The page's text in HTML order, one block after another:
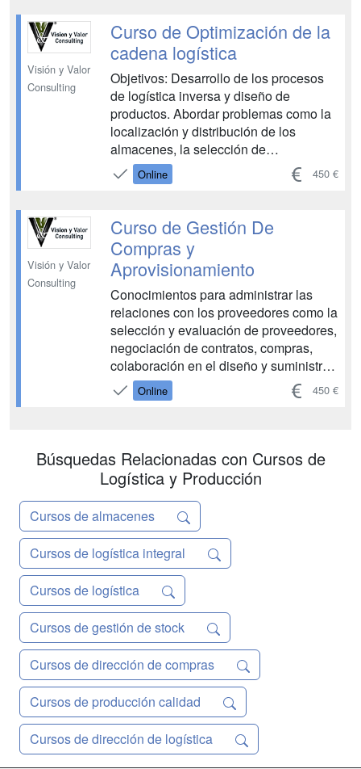
logísticos ( su tipología y definición)
Conocimiento del sector...
Visión y Valor
Consulting
Curso de Optimización de la
cadena logística
Objetivos: Desarrollo de los procesos
de logística inversa y diseño de
productos. Abordar problemas como la
localización y distribución de los
almacenes, la selección de
proveedores, la gestión de inventarios,
y la logística inversa, entre otros.
la logística inversa como la gestión de
material, la devolución de compras a ...
Online 450 €
Visión y Valor
Consulting
Curso de Gestión De
Compras y
Aprovisionamiento
Conocimientos para administrar las
relaciones con los proveedores como la
selección y evaluación de proveedores,
negociación de contratos, compras,
colaboración en el diseño y suministro.
Realizar un plan estratégico para la
demanda y abastecimiento de la
la mejor maner...
Online 450 €
Búsquedas Relacionadas con Cursos de
Logística y Producción
Cursos de almacenes
Cursos de logística integral
Cursos de logística
Cursos de gestión de stock
Cursos de dirección de compras
Cursos de producción calidad
Cursos de dirección de logística